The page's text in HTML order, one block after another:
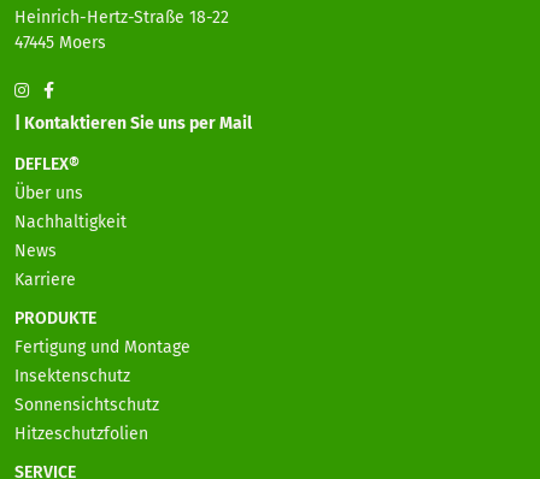
Heinrich-Hertz-Straße 18-22
47445 Moers
| Kontaktieren Sie uns per Mail
DEFLEX®
Über uns
Nachhaltigkeit
News
Karriere
PRODUKTE
Fertigung und Montage
Insektenschutz
Sonnensichtschutz
Hitzeschutzfolien
SERVICE